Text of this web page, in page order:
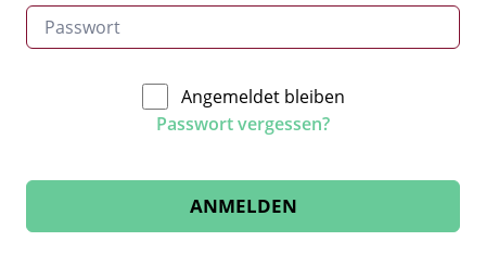
Angemeldet bleiben
Passwort vergessen?
ANMELDEN